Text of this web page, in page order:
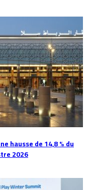
hausse de 14,8 % du
2026